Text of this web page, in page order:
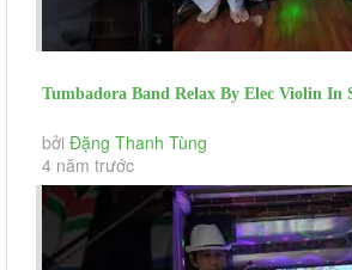
Tumbadora Band Relax By Elec Violin In
That 's Why (day...
bởi Đặng Thanh Tùng
4 năm trước